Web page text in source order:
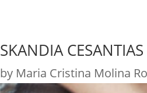
SKANDIA CESANTIAS
by Maria Cristina Molina